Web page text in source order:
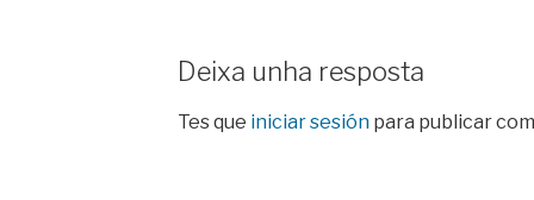
Deixa unha resposta
Tes que iniciar sesiónpara publicar